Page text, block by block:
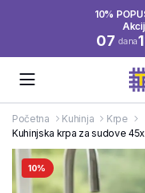
10%
07 dana
Početna Kuhinja
Krpe
Kuhinjska krpa za sudove
10%